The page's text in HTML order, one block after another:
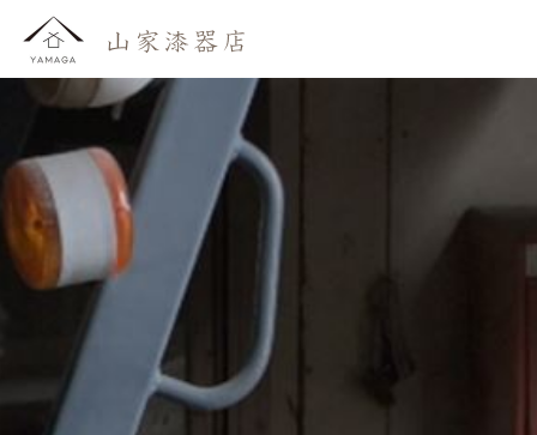
おしらせ
わたしたち
かいもの
よみもの
おといあわせ
ご利用ガイド